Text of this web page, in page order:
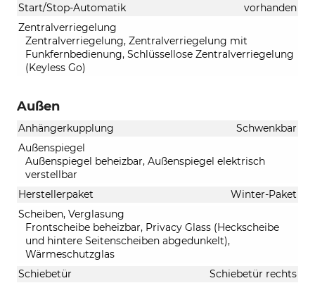
Start/Stop-Automatik
vorhanden
Zentralverriegelung
Zentralverriegelung, Zentralverriegelung mit
Funkfernbedienung, Schlüssellose Zentralverriegelung
(Keyless Go)
Außen
Anhängerkupplung
Schwenkbar
Außenspiegel
Außenspiegel beheizbar, Außenspiegel elektrisch
verstellbar
Herstellerpaket
Winter-Paket
Scheiben, Verglasung
Frontscheibe beheizbar, Privacy Glass (Heckscheibe
und hintere Seitenscheiben abgedunkelt),
Wärmeschutzglas
Schiebetür
Schiebetür rechts